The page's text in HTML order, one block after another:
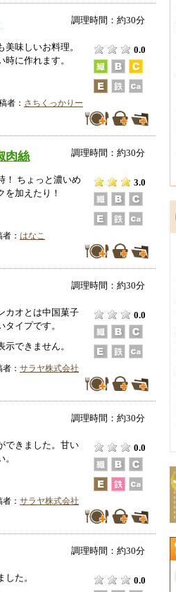
調理時間：約30分
味しいお料理。
に作れます。
0.0
者： さちくっかりー
肉絲 調理時間：約30分
！ ちょっと濃いめ
を加えたり！
3.0
： はなこ
調理時間：約30分
カオとは中国菓子
イプです。
0.0
できません。
： サラヤ株式会社
調理時間：約30分
できました。甘い
0.0
： サラヤ株式会社
調理時間：約30分
た。
0.0